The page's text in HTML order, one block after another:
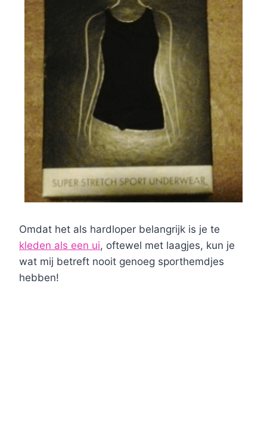
Omdat het als hardloper belangrijk is je te
kleden als een ui, oftewel met laagjes, kun je
wat mij betreft nooit genoeg sporthemdjes
hebben!